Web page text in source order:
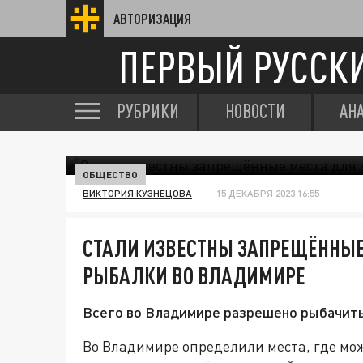
АВТОРИЗАЦИЯ
ПЕРВЫЙ
РУБРИКИ НОВОСТИ
ОБЩЕСТВО
ВИКТОРИЯ КУЗНЕЦОВА 15 ДЕКАБРЯ 2023 16:55
СТАЛИ ИЗВЕСТНЫ
РЫБАЛКИ ВО ВЛАДИМИРЕ
Всего во Владимире разрешено
Во Владимире определили места, где